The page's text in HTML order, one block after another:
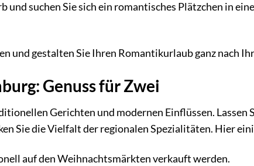
und suchen Sie sich ein romantisches Plätzchen in
und gestalten Sie Ihren Romantikurlaub ganz nach
Genuss für Zwei
Gerichten und modernen Einflüssen. Lassen
Sie die Vielfalt der regionalen Spezialitäten. Hier
auf den Weihnachtsmärkten verkauft werden.